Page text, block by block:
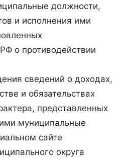
должности,
и исполнения ими
о противодействии
сведений о доходах,
и обязательствах
представленных
муниципальные
сайте
округа